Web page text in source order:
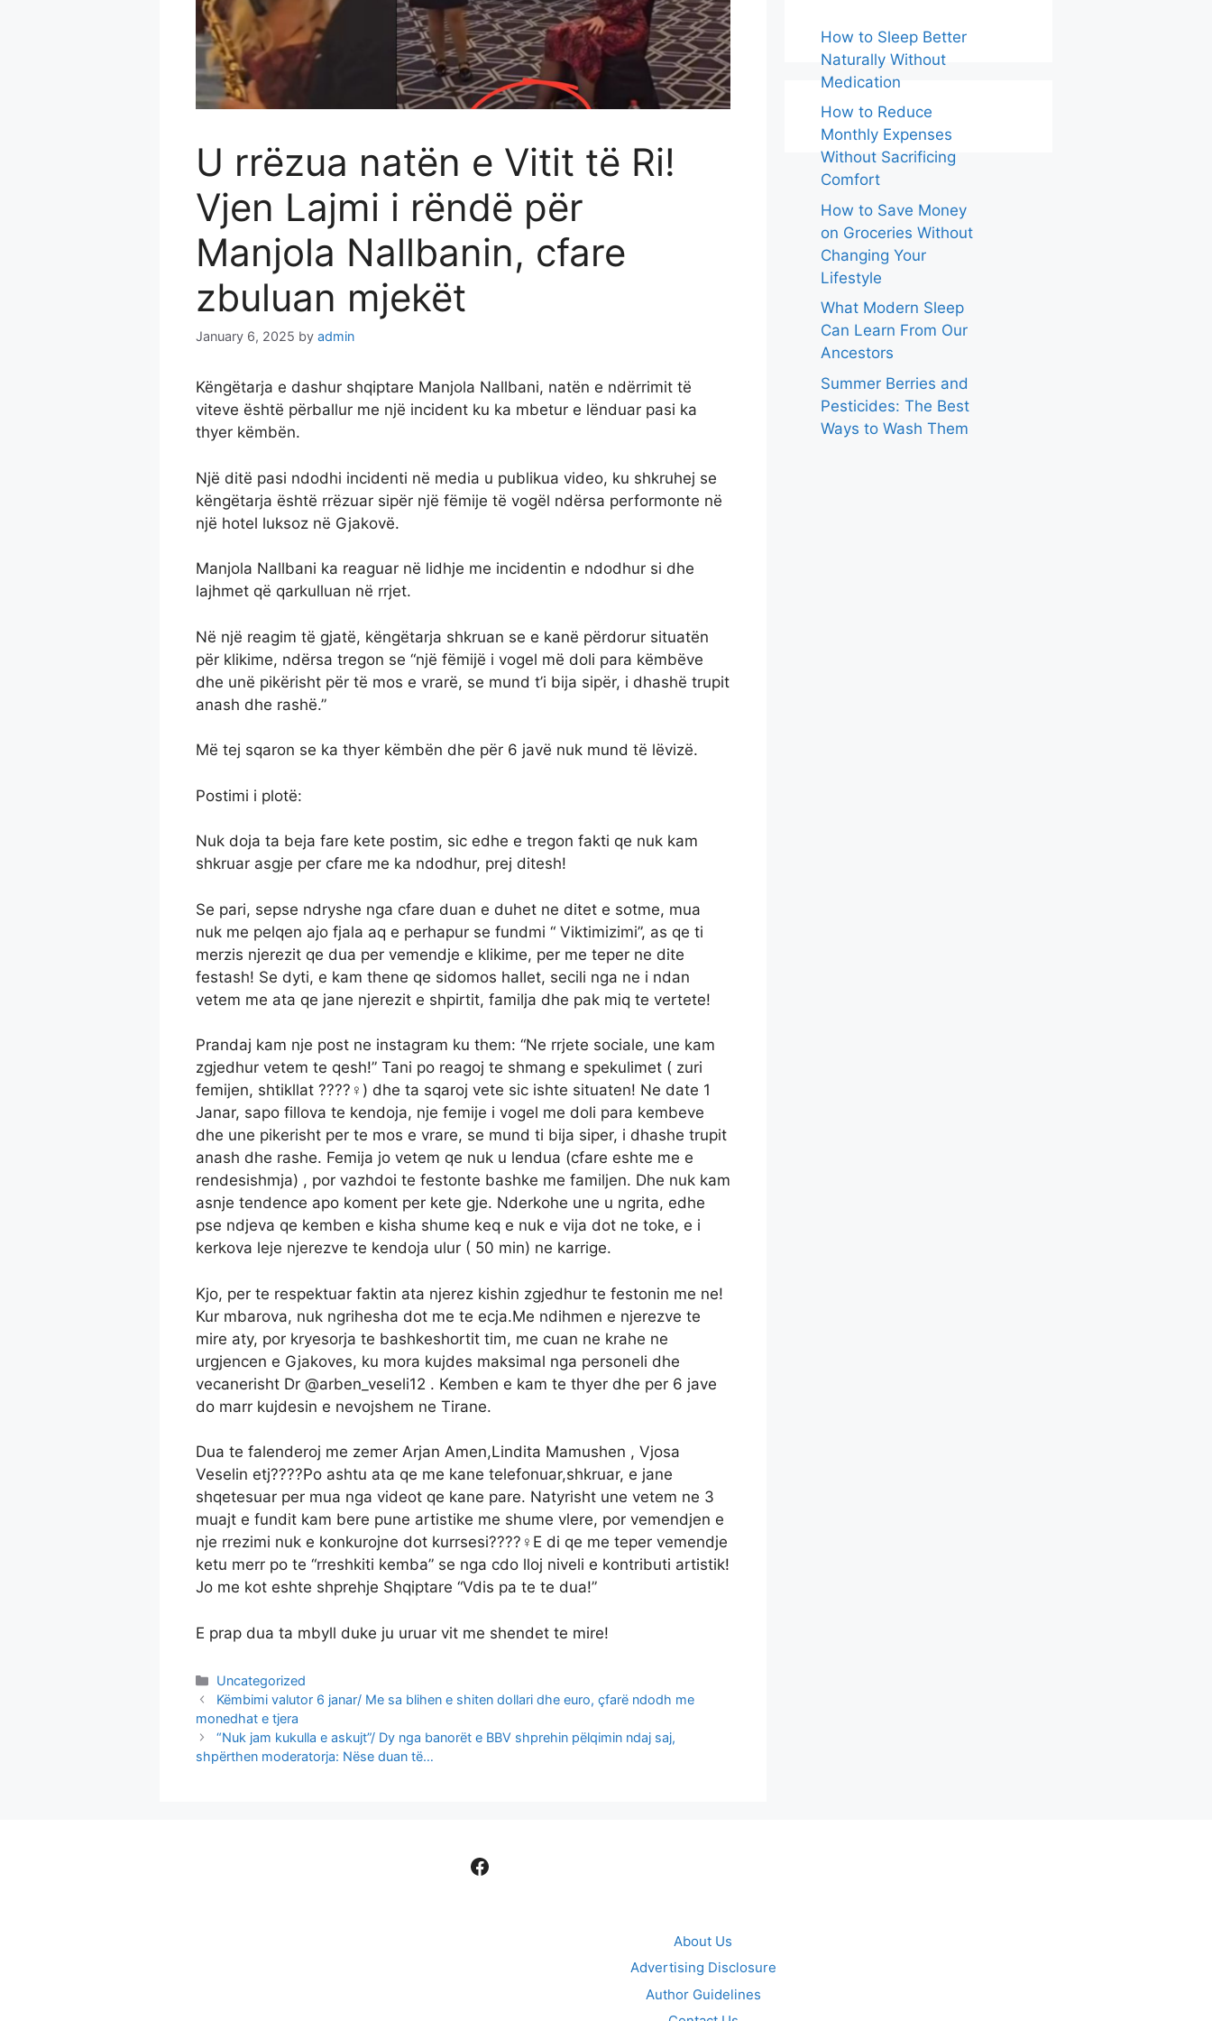
U rrëzua natën e Vitit të Ri!
Vjen Lajmi i rëndë për
Manjola Nallbanin, cfare
zbuluan mjekët
January 6, 2025 by admin
Këngëtarja e dashur shqiptare Manjola Nallbani, natën e ndërrimit të
viteve është përballur me një incident ku ka mbetur e lënduar pasi ka
thyer këmbën.
Një ditë pasi ndodhi incidenti në media u publikua video, ku shkruhej se
këngëtarja është rrëzuar sipër një fëmije të vogël ndërsa performonte në
një hotel luksoz në Gjakovë.
Manjola Nallbani ka reaguar në lidhje me incidentin e ndodhur si dhe
lajhmet që qarkulluan në rrjet.
Në një reagim të gjatë, këngëtarja shkruan se e kanë përdorur situatën
për klikime, ndërsa tregon se “një fëmijë i vogel më doli para këmbëve
dhe unë pikërisht për të mos e vrarë, se mund t’i bija sipër, i dhashë trupit
anash dhe rashë.”
Më tej sqaron se ka thyer këmbën dhe për 6 javë nuk mund të lëvizë.
Postimi i plotë:
Nuk doja ta beja fare kete postim, sic edhe e tregon fakti qe nuk kam
shkruar asgje per cfare me ka ndodhur, prej ditesh!
Se pari, sepse ndryshe nga cfare duan e duhet ne ditet e sotme, mua
nuk me pelqen ajo fjala aq e perhapur se fundmi “ Viktimizimi”, as qe ti
merzis njerezit qe dua per vemendje e klikime, per me teper ne dite
festash! Se dyti, e kam thene qe sidomos hallet, secili nga ne i ndan
vetem me ata qe jane njerezit e shpirtit, familja dhe pak miq te vertete!
Prandaj kam nje post ne instagram ku them: “Ne rrjete sociale, une kam
zgjedhur vetem te qesh!” Tani po reagoj te shmang e spekulimet ( zuri
femijen, shtikllat ????‍♀️) dhe ta sqaroj vete sic ishte situaten! Ne date 1
Janar, sapo fillova te kendoja, nje femije i vogel me doli para kembeve
dhe une pikerisht per te mos e vrare, se mund ti bija siper, i dhashe trupit
anash dhe rashe. Femija jo vetem qe nuk u lendua (cfare eshte me e
rendesishmja) , por vazhdoi te festonte bashke me familjen. Dhe nuk kam
asnje tendence apo koment per kete gje. Nderkohe une u ngrita, edhe
pse ndjeva qe kemben e kisha shume keq e nuk e vija dot ne toke, e i
kerkova leje njerezve te kendoja ulur ( 50 min) ne karrige.
Kjo, per te respektuar faktin ata njerez kishin zgjedhur te festonin me ne!
Kur mbarova, nuk ngrihesha dot me te ecja.Me ndihmen e njerezve te
mire aty, por kryesorja te bashkeshortit tim, me cuan ne krahe ne
urgjencen e Gjakoves, ku mora kujdes maksimal nga personeli dhe
vecanerisht Dr @arben_veseli12 . Kemben e kam te thyer dhe per 6 jave
do marr kujdesin e nevojshem ne Tirane.
Dua te falenderoj me zemer Arjan Amen,Lindita Mamushen , Vjosa
Veselin etj????Po ashtu ata qe me kane telefonuar,shkruar, e jane
shqetesuar per mua nga videot qe kane pare. Natyrisht une vetem ne 3
muajt e fundit kam bere pune artistike me shume vlere, por vemendjen e
nje rrezimi nuk e konkurojne dot kurrsesi????‍♀️E di qe me teper vemendje
ketu merr po te “rreshkiti kemba” se nga cdo lloj niveli e kontributi artistik!
Jo me kot eshte shprehje Shqiptare “Vdis pa te te dua!”
E prap dua ta mbyll duke ju uruar vit me shendet te mire!
Categories
Uncategorized
Këmbimi valutor 6 janar/ Me sa blihen e shiten dollari dhe euro, çfarë ndodh me
monedhat e tjera
“Nuk jam kukulla e askujt”/ Dy nga banorët e BBV shprehin pëlqimin ndaj saj,
shpërthen moderatorja: Nëse duan të…
How to Sleep Better
Naturally Without
Medication
How to Reduce
Monthly Expenses
Without Sacrificing
Comfort
How to Save Money
on Groceries Without
Changing Your
Lifestyle
What Modern Sleep
Can Learn From Our
Ancestors
Summer Berries and
Pesticides: The Best
Ways to Wash Them
Facebook
About Us
Advertising Disclosure
Author Guidelines